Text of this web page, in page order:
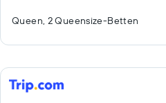
Queen, 2 Queensize-Betten